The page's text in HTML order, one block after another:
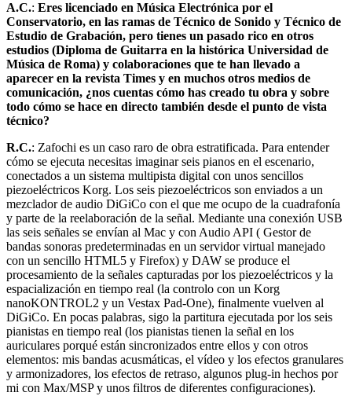
A.C.: Eres licenciado en Música Electrónica por el
Conservatorio, en las ramas de Técnico de Sonido y Técnico de
Estudio de Grabación, pero tienes un pasado rico en otros
estudios (Diploma de Guitarra en la histórica Universidad de
Música de Roma) y colaboraciones que te han llevado a
aparecer en la revista Times y en muchos otros medios de
comunicación, ¿nos cuentas cómo has creado tu obra y sobre
todo cómo se hace en directo también desde el punto de vista
técnico?
R.C.: Zafochi es un caso raro de obra estratificada. Para entender
cómo se ejecuta necesitas imaginar seis pianos en el escenario,
conectados a un sistema multipista digital con unos sencillos
piezoeléctricos Korg. Los seis piezoeléctricos son enviados a un
mezclador de audio DiGiCo con el que me ocupo de la cuadrafonía
y parte de la reelaboración de la señal. Mediante una conexión USB
las seis señales se envían al Mac y con Audio API ( Gestor de
bandas sonoras predeterminadas en un servidor virtual manejado
con un sencillo HTML5 y Firefox) y DAW se produce el
procesamiento de la señales capturadas por los piezoeléctricos y la
espacialización en tiempo real (la controlo con un Korg
nanoKONTROL2 y un Vestax Pad-One), finalmente vuelven al
DiGiCo. En pocas palabras, sigo la partitura ejecutada por los seis
pianistas en tiempo real (los pianistas tienen la señal en los
auriculares porqué están sincronizados entre ellos y con otros
elementos: mis bandas acusmáticas, el vídeo y los efectos granulares
y armonizadores, los efectos de retraso, algunos plug-in hechos por
mi con Max/MSP y unos filtros de diferentes configuraciones).